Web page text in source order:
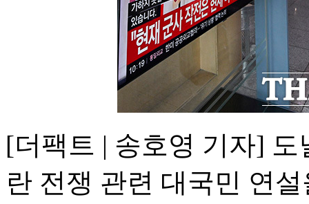
[더팩트 | 송호영 기자]
란 전쟁 관련 대국민 연